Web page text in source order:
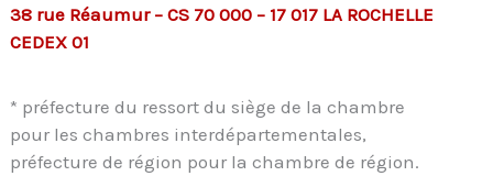
38 rue Réaumur – CS 70 000 – 17 017 LA ROCHELLE
CEDEX 01
* préfecture du ressort du siège de la chambre
pour les chambres interdépartementales,
préfecture de région pour la chambre de région.